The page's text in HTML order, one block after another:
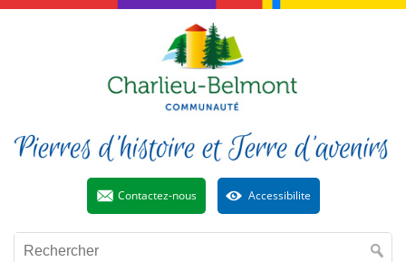
Contactez-nous Accessibilite